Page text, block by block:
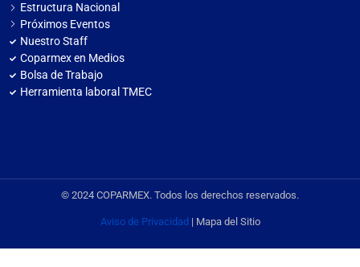
Estructura Nacional
Próximos Eventos
Nuestro Staff
Coparmex en Medios
Bolsa de Trabajo
Herramienta laboral TMEC
© 2024 COPARMEX. Todos los derechos reservados.
Aviso de Privacidad | Mapa del Sitio